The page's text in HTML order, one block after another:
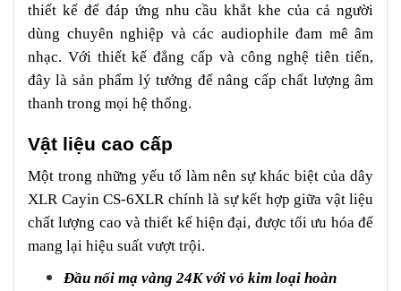
thiết kế để đáp ứng nhu cầu khắt khe của cả người
dùng chuyên nghiệp và các audiophile đam mê âm
nhạc. Với thiết kế đẳng cấp và công nghệ tiên tiến,
đây là sản phẩm lý tưởng để nâng cấp chất lượng âm
thanh trong mọi hệ thống.
Vật liệu cao cấp
Một trong những yếu tố làm nên sự khác biệt của dây
XLR Cayin CS-6XLR chính là sự kết hợp giữa vật liệu
chất lượng cao và thiết kế hiện đại, được tối ưu hóa để
mang lại hiệu suất vượt trội.
Đầu nối mạ vàng 24K với vỏ kim loại hoàn